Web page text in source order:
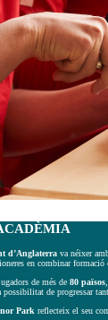
d’Anglaterrava néixer
en combinar
de més de 80 països
possibilitat de progressar
Park reflecteix el seu